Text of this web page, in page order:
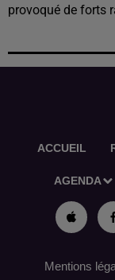
provoqué de forts
ACCUEIL
AGENDA
Mentions